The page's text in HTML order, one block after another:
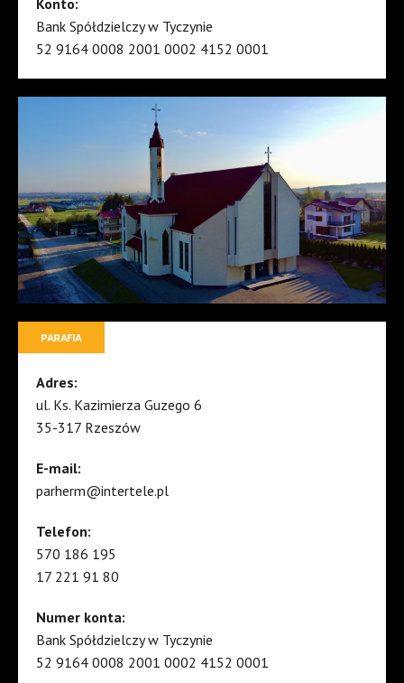
Bank Spółdzielczy w Tyczynie
52 9164 0008 2001 0002 4152 0001
PARAFIA
Adres:
ul. Ks. Kazimierza Guzego 6
35-317 Rzeszów
E-mail:
parherm@intertele.pl
Telefon:
570 186 195
17 221 91 80
Numer konta:
Bank Spółdzielczy w Tyczynie
52 9164 0008 2001 0002 4152 0001